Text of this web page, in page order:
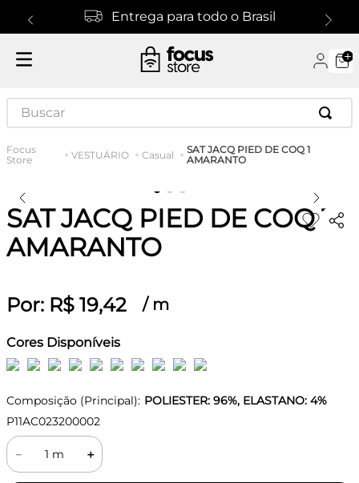
Entrega para todo o Brasil
Buscar
VESTUÁRIO Casual
SAT JACQ PIED DE COQ 1
AMARANTO
SAT JACQ PIED DE COQ 1
AMARANTO
Por: R$ 19,42 / m
Cores Disponíveis
Composição (Principal): POLIESTER: 96%, ELASTANO: 4%
P11AC023200002
＋
－